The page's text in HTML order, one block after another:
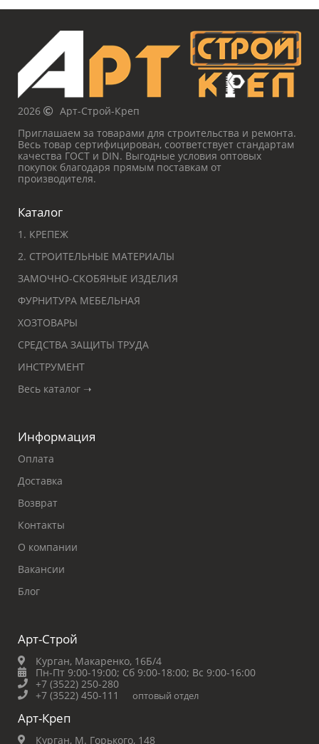
2026
Арт-Строй-Креп
Приглашаем за товарами для строительства и ремонта.
Весь товар сертифицирован, соответствует стандартам
качества ГОСТ и DIN. Выгодные условия оптовых
покупок благодаря прямым поставкам от
производителя.
Каталог
1. КРЕПЕЖ
2. СТРОИТЕЛЬНЫЕ МАТЕРИАЛЫ
ЗАМОЧНО-СКОБЯНЫЕ ИЗДЕЛИЯ
ФУРНИТУРА МЕБЕЛЬНАЯ
ХОЗТОВАРЫ
СРЕДСТВА ЗАЩИТЫ ТРУДА
ИНСТРУМЕНТ
Весь каталог ➝
Информация
Оплата
Доставка
Возврат
Контакты
О компании
Вакансии
Блог
Арт-Строй
Курган, Макаренко, 16Б/4
Пн-Пт 9:00-19:00; Сб 9:00-18:00; Вс 9:00-16:00
+7 (3522) 250-280
+7 (3522) 450-111
оптовый отдел
Арт-Креп
Курган, М. Горького, 148